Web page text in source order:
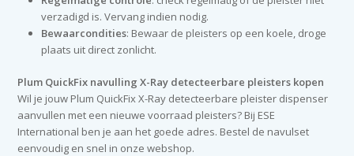
verzadigd is. Vervang indien nodig.
Bewaarcondities: Bewaar de pleisters op een koele, droge
plaats uit direct zonlicht.
Plum QuickFix navulling X-Ray detecteerbare pleisters kopen
Wil je jouw Plum QuickFix X-Ray detecteerbare pleister dispenser
aanvullen met een nieuwe voorraad pleisters? Bij ESE
International ben je aan het goede adres. Bestel de navulset
eenvoudig en snel in onze webshop.